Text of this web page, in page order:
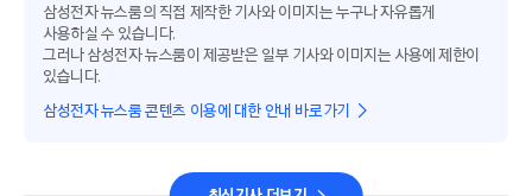
삼성전자 뉴스룸의 직접 제작한 기사와 이미지는 누구나 자유롭게
사용하실 수 있습니다.
그러나 삼성전자 뉴스룸이 제공받은 일부 기사와 이미지는 사용에 제한이
있습니다.
삼성전자 뉴스룸 콘텐츠 이용에 대한 안내 바로가기